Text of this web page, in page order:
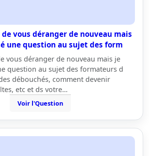
vous déranger de nouveau mais
une question au sujet des form
vous déranger de nouveau mais je
question au sujet des formateurs d
débouchés, comment devenir
etc et ds votre…
Voir l'Question